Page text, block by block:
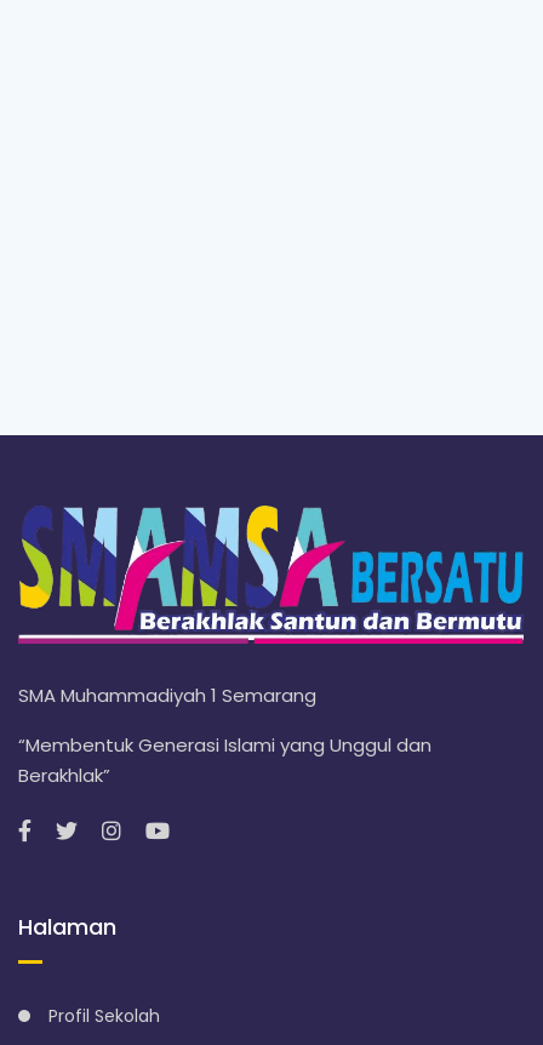
SMA Muhammadiyah 1 Semarang
“Membentuk Generasi Islami yang Unggul dan
Berakhlak”
Halaman
Profil Sekolah